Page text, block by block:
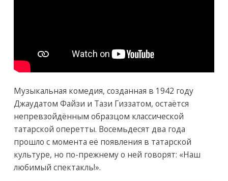
Музыкальная комедия, созданная в 1942 году
Джаудатом Файзи и Тази Гиззатом, остаётся
непревзойдённым образцом классической
татарской оперетты. Восемьдесят два года
прошло с момента её появления в татарской
культуре, но по-прежнему о ней говорят: «Наш
любимый спектакль!».